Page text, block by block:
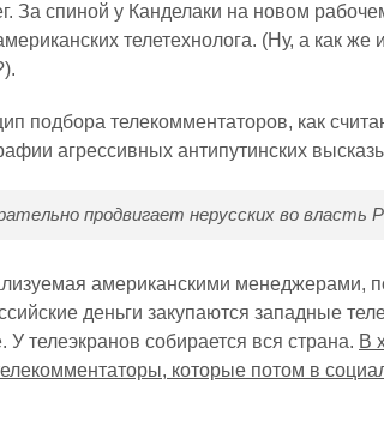
За спиной у Канделаки на новом
телетехнолога. (Ну, а как же
подбора телекомментаторов, как
агрессивных антипутинских
продвигает нерусских во власть
американскими менеджерами,
деньги закупаются западные
телеэкранов собирается вся страна. В
которые потом в